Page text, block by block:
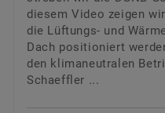
diesem Video zeigen
die Lüftungs- und
Dach positioniert
den klimaneutralen
Schaeffler ...